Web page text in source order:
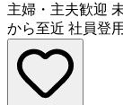
主婦・主夫歓迎
から至近 社員登